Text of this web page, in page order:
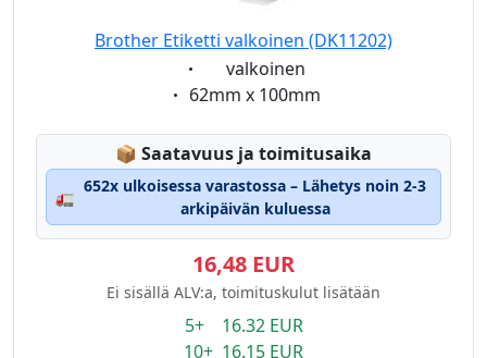
Brother Etiketti valkoinen (DK11202)
Eigenschaft:
valkoinen
Eigenschaft:
62mm x 100mm
📦 Lagerstatus:
Saatavuus ja toimitusaika
🚛
652x ulkoisessa varastossa – Lähetys noin 2-3
arkipäivän kuluessa
16,48 EUR
Ei sisällä ALV:a, toimituskulut lisätään
5+ 16.32 EUR
10+ 16.15 EUR